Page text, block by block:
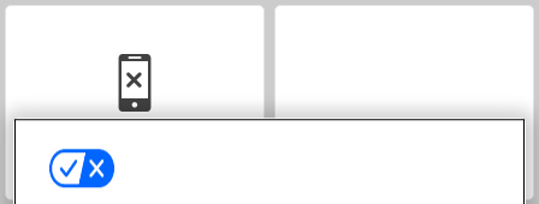
Car Parking City Duel